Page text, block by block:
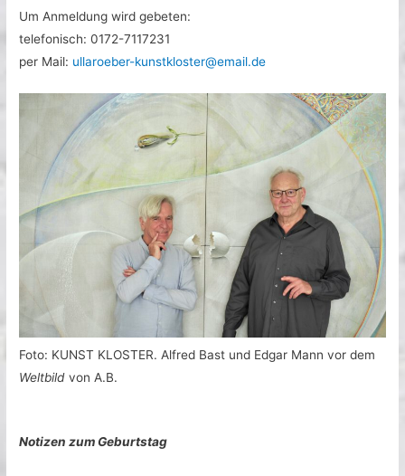
Um Anmeldung wird gebeten:
telefonisch: 0172-7117231
per Mail: ullaroeber-kunstkloster@email.de
Foto: KUNST KLOSTER. Alfred Bast und Edgar Mann vor dem
Weltbildvon A.B.
Notizen zum Geburtstag